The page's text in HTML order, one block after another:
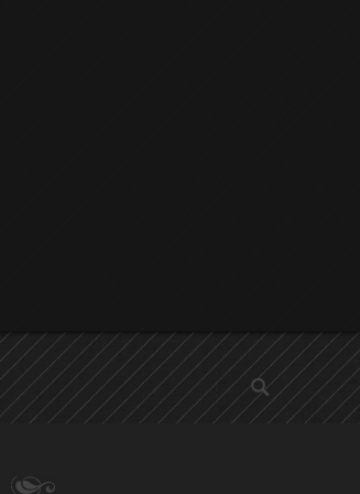
αναζήτηση